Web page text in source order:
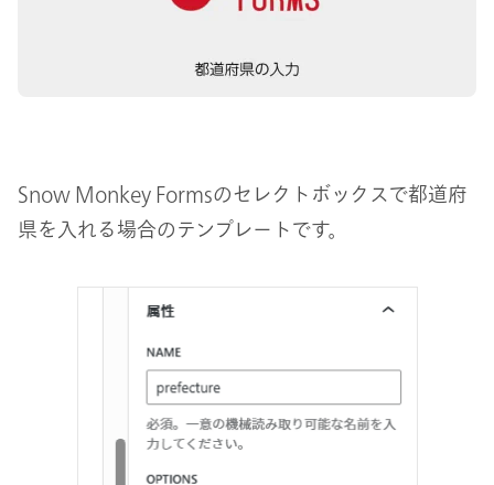
Snow Monkey Formsのセレクトボックスで都道府
県を入れる場合のテンプレートです。